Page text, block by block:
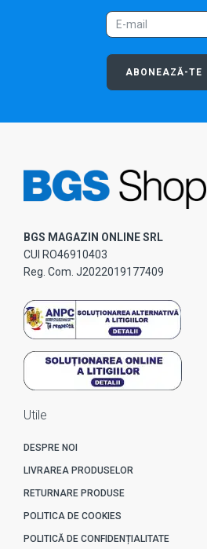
ABONEAZĂ-TE
BGS MAGAZIN ONLINE SRL
CUI RO46910403
Reg. Com. J2022019177409
Utile
DESPRE NOI
LIVRAREA PRODUSELOR
RETURNARE PRODUSE
POLITICA DE COOKIES
POLITICĂ DE CONFIDENȚIALITATE